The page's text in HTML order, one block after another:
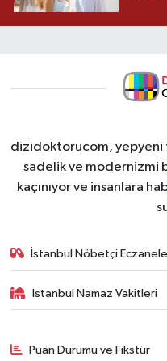
dizidoktorucom, yepyeni
sadelik ve modernizmi
kaçınıyor ve insanlara
İstanbul Nöbetçi
İstanbul Namaz Vakitleri
Puan Durumu ve Fikstür